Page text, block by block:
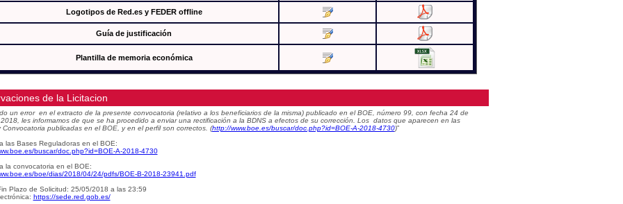
Logotipos de Red.es y FEDER offline
Guía de justificación
Plantilla de memoria económica
de la Licitacion
un error en el extracto de la presente convocatoria (relativo a los beneficiarios de la misma) publicado en el BOE, número 99, con fecha 24 de
les informamos de que se ha procedido a enviar una rectificación a la BDNS a efectos de su corrección. Los datos que aparecen en las
Convocatoria publicadas en el BOE, y en el perfil son correctos. (http://www.boe.es/buscar/doc.php?id=BOE-A-2018-4730)”
las Bases Reguladoras en el BOE:
buscar/doc.php?id=BOE-A-2018-4730
la convocatoria en el BOE:
boe/dias/2018/04/24/pdfs/BOE-B-2018-23941.pdf
Plazo de Solicitud: 25/05/2018 a las 23:59
https://sede.red.gob.es/